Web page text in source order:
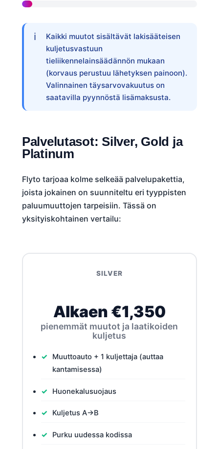
Kaikki muutot sisältävät lakisääteisen
kuljetusvastuun
tieliikennelainsäädännön mukaan
(korvaus perustuu lähetyksen painoon).
Valinnainen täysarvovakuutus on
saatavilla pyynnöstä lisämaksusta.
Palvelutasot: Silver, Gold ja
Platinum
Flyto tarjoaa kolme selkeää palvelupakettia,
joista jokainen on suunniteltu eri tyyppisten
paluumuuttojen tarpeisiin. Tässä on
yksityiskohtainen vertailu:
SILVER
Alkaen €1,350
pienemmät muutot ja laatikoiden
kuljetus
Muuttoauto + 1 kuljettaja (auttaa
kantamisessa)
Huonekalusuojaus
Kuljetus A→B
Purku uudessa kodissa